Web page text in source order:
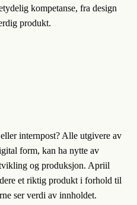
kompetanse, fra design
produkt.
internpost? Alle utgivere av
form, kan ha nytte av
og produksjon. Apriil
et riktig produkt i forhold til
ser verdi av innholdet.